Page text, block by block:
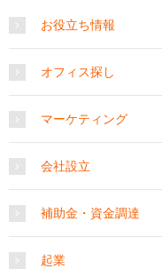
お役立ち情報
オフィス探し
マーケティング
会社設立
補助金・資金調達
起業